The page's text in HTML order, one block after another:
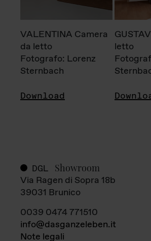
VALENTINA Camera
da letto
Fotografo: Lorenz
Sternbach
Download
letto
DGL Showroom
Via Ragen di Sopra 18b
39031 Brunico
0039 0474 771510
info@dasganzeleben.it
Note legali